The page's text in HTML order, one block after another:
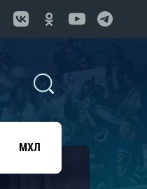
МХЛ